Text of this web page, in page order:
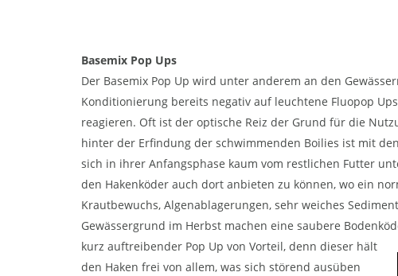
Basemix Pop Ups
Der Basemix Pop Up wird unter anderem an den
Konditionierung bereits negativ auf leuchtene Fluopop
reagieren. Oft ist der optische Reiz der Grund für die
hinter der Erfindung der schwimmenden Boilies ist mit
sich in ihrer Anfangsphase kaum vom restlichen Futter
den Hakenköder auch dort anbieten zu können, wo ein
Krautbewuchs, Algenablagerungen, sehr weiches
Gewässergrund im Herbst machen eine saubere
kurz auftreibender Pop Up von Vorteil, denn dieser hält
den Haken frei von allem, was sich störend ausüben